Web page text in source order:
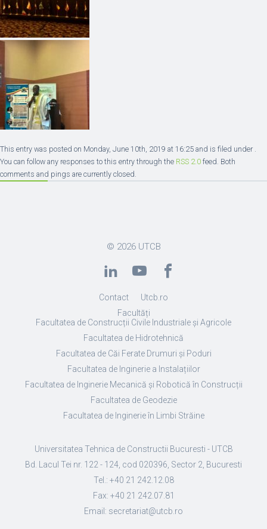
This entry was posted on Monday, June 10th, 2019 at 16:25 and is filed under .
You can follow any responses to this entry through the RSS 2.0 feed. Both
comments and pings are currently closed.
© 2026 UTCB
Contact
Utcb.ro
Facultăți
Facultatea de Construcții Civile Industriale și Agricole
Facultatea de Hidrotehnică
Facultatea de Căi Ferate Drumuri și Poduri
Facultatea de Inginerie a Instalațiilor
Facultatea de Inginerie Mecanică și Robotică în Construcții
Facultatea de Geodezie
Facultatea de Inginerie în Limbi Străine
Universitatea Tehnica de Constructii Bucuresti - UTCB
Bd. Lacul Tei nr. 122 - 124, cod 020396, Sector 2, Bucuresti
Tel.: +40 21 242.12.08
Fax: +40 21 242.07.81
Email: secretariat@utcb.ro